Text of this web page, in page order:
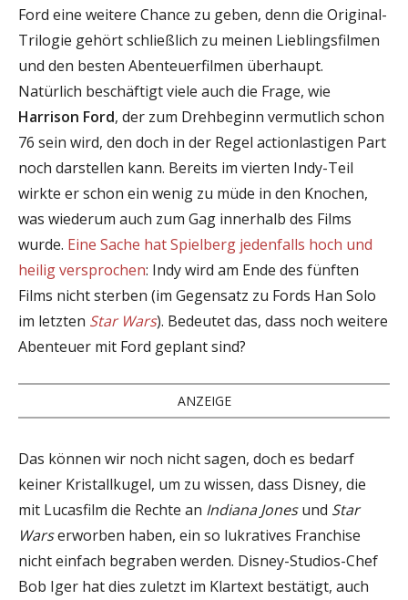
Ford eine weitere Chance zu geben, denn die Original-
Trilogie gehört schließlich zu meinen Lieblingsfilmen
und den besten Abenteuerfilmen überhaupt.
Natürlich beschäftigt viele auch die Frage, wie
Harrison Ford, der zum Drehbeginn vermutlich schon
76 sein wird, den doch in der Regel actionlastigen Part
noch darstellen kann. Bereits im vierten Indy-Teil
wirkte er schon ein wenig zu müde in den Knochen,
was wiederum auch zum Gag innerhalb des Films
wurde. Eine Sache hat Spielberg jedenfalls hoch und
heilig versprochen: Indy wird am Ende des fünften
Films nicht sterben (im Gegensatz zu Fords Han Solo
im letzten Star Wars). Bedeutet das, dass noch weitere
Abenteuer mit Ford geplant sind?
ANZEIGE
Das können wir noch nicht sagen, doch es bedarf
keiner Kristallkugel, um zu wissen, dass Disney, die
mit Lucasfilm die Rechte an Indiana Jonesund Star
Warserworben haben, ein so lukratives Franchise
nicht einfach begraben werden. Disney-Studios-Chef
Bob Iger hat dies zuletzt im Klartext bestätigt, auch